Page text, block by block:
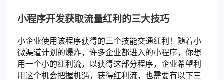
小程序开发获取流量红利的三大技巧
小企业使用该程序获得的三个技能交通红利！随着小
微渠道计划的爆炸，许多企业都进入的小程序，你想
用一个小的红利流，以获得这部分程序，企业希望利
用这个机会把握机遇，获得红利流，也需要有以下三